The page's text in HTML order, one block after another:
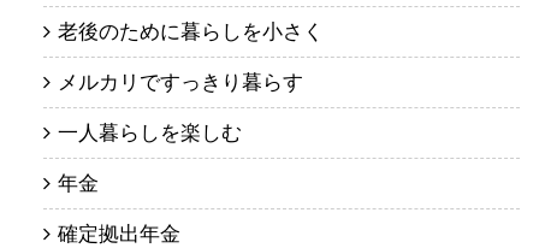
老後のために暮らしを小さく
メルカリですっきり暮らす
一人暮らしを楽しむ
年金
確定拠出年金